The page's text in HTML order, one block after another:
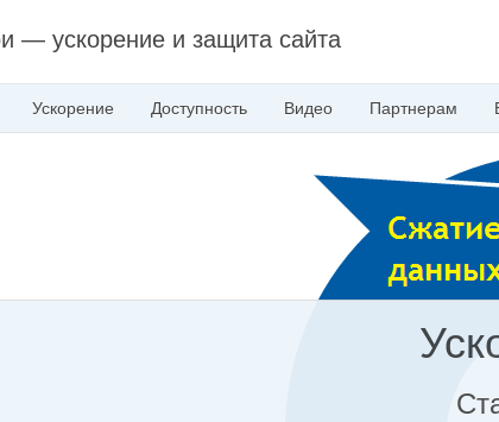
— ускорение и защита сайта
Ускорение Доступность Видео Партнерам